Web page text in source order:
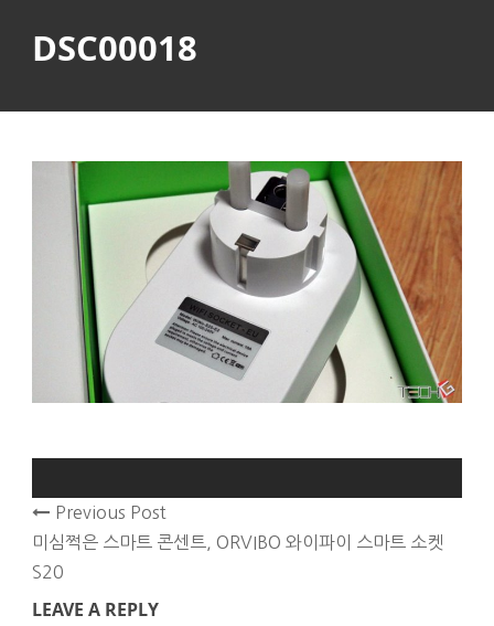
DSC00018
Previous Post
미심쩍은 스마트 콘센트, ORVIBO 와이파이 스마트 소켓
S20
LEAVE A REPLY